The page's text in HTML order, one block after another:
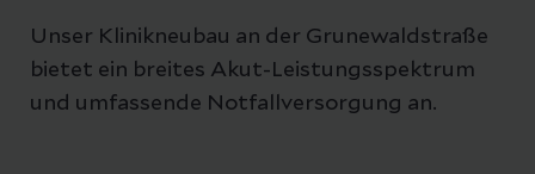
Unser Klinikneubau an der Grunewaldstraße
bietet ein breites Akut-Leistungsspektrum
und umfassende Notfallversorgung an.